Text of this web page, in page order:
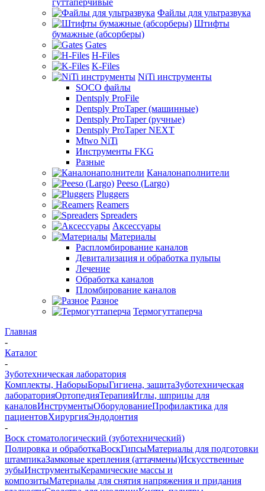
гуттаперчивые
Файлы для ультразвука
Штифты
бумажные (абсорберы)
Gates
H-Files
K-Files
NiTi инструменты
SOCO файлы
Dentsply ProFile
Dentsply ProTaper (машинные)
Dentsply ProTaper (ручные)
Dentsply ProTaper NEXT
Mtwo NiTi
Инструменты FKG
Разные
Каналонаполнители
Peeso (Largo)
Pluggers
Reamers
Spreaders
Аксессуары
Материалы
Распломбирование каналов
Девитализация и обработка пульпы
Лечение
Обработка каналов
Пломбирование каналов
Разное
Термогуттаперча
Главная
-
Каталог
-
Зуботехническая лаборатория
Комплекты, НаборыБорыГигиена, защитаЗуботехническая
лабораторияОртопедияТерапияИглы, шприцы для
каналовИнструментыОборудованиеПрофилактика для
пациентовХирургияЭндодонтия
-
Воск стоматологический (зуботехнический)
Полировка и обработкаВоскГипсыМатериалы для подготовки
штампикаЗамковые крепления (аттачмены)Искусственные
зубыИнструментыКерамические массы и
композитыМатериалы для снятия напряжения и придания